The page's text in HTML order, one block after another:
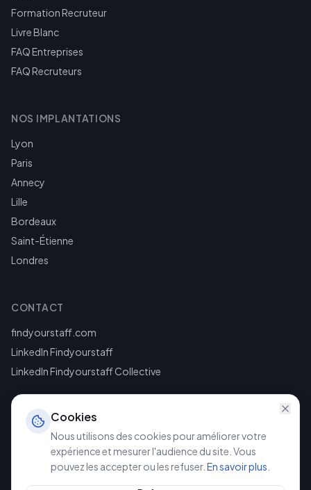
Formation Recruteur
Livre Blanc
FAQ Entreprises
FAQ Recruteurs
NOS IMPLANTATIONS
Lyon
Paris
Annecy
Lille
Bordeaux
Saint-Étienne
Londres
CONTACT
findyourstaff.com
LinkedIn Findyourstaff
LinkedIn Findyourstaff Collective
©2026Findyourstaff. Tous droits réservés.
Cookies
Nous utilisons des cookies pour améliorer votre
expérience et mesurer l'audience du site. Vous
pouvez les accepter ou les refuser. En savoir plus